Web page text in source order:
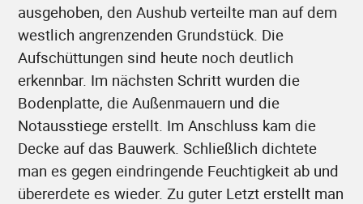
ausgehoben, den Aushub verteilte man auf dem
westlich angrenzenden Grundstück. Die
Aufschüttungen sind heute noch deutlich
erkennbar. Im nächsten Schritt wurden die
Bodenplatte, die Außenmauern und die
Notausstiege erstellt. Im Anschluss kam die
Decke auf das Bauwerk. Schließlich dichtete
man es gegen eindringende Feuchtigkeit ab und
übererdete es wieder. Zu guter Letzt erstellt man